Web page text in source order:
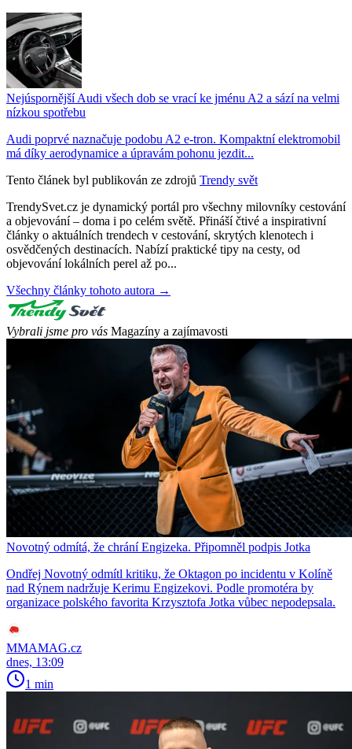
Nejúspornější Audi všech dob se vrací ke jménu A2 a sází na velmi
nízkou spotřebu
Audi poprvé naznačuje podobu A2 e-tron. Kompaktní elektromobil
má díky aerodynamice a úpravám pohonu jezdit...
Tento článek byl publikován ze zdrojů Trendy svět
TrendySvet.cz je dynamický portál pro všechny milovníky cestování
a objevování – doma i po celém světě. Přináší čtivé a inspirativní
články o aktuálních trendech v cestování, skrytých klenotech i
osvědčených destinacích. Nabízí praktické tipy na cesty, od
objevování lokálních perel až po...
Všechny články tohoto autora →
Vybrali jsme pro vás Magazíny a zajímavosti
Novotný odmítá, že chrání Engizeka. Připomněl podpis Jotka
Ondřej Novotný odmítl kritiku, že Oktagon po incidentu v Kolíně
nad Rýnem nadržuje Kerimu Engizekovi. Podle promotéra by
organizace polského favorita Krzysztofa Jotka vůbec nepodepsala.
MMAMAG.cz
dnes, 13:09
1 min